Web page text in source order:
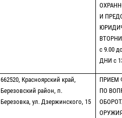
И
с 9.00
ДНИ с
662520, Красноярский край,
Березовский район, п.
Березовка, ул. Дзержинского, 15
ПРИЕМ
ПО